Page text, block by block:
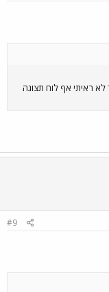
נסעתי המון באיסי3, ועוד לא ראיתי אף לוח תצוגה
#9